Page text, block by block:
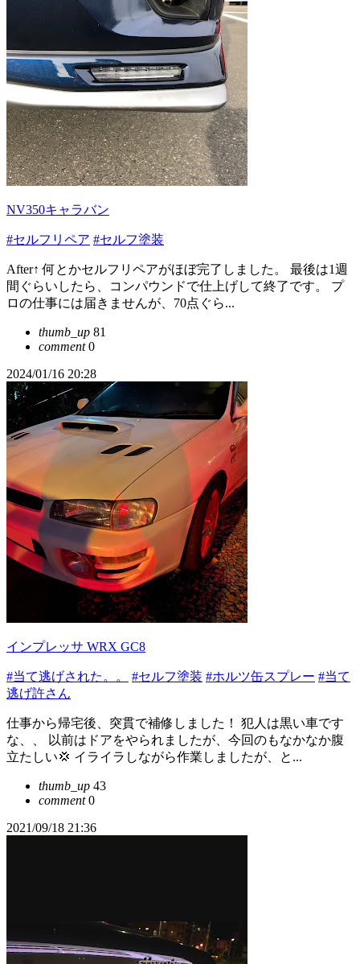
NV350キャラバン
#セルフリペア #セルフ塗装
After↑ 何とかセルフリペアがほぼ完了しました。 最後は1週
間ぐらいしたら、コンパウンドで仕上げして終了です。 プ
ロの仕事には届きませんが、70点ぐら...
thumb_up 81
comment0
2024/01/16 20:28
インプレッサ WRX GC8
#当て逃げされた。。 #セルフ塗装 #ホルツ缶スプレー #当て
逃げ許さん
仕事から帰宅後、突貫で補修しました！ 犯人は黒い車です
な、、 以前はドアをやられましたが、今回のもなかなか腹
立たしい💢 イライラしながら作業しましたが、と...
thumb_up 43
comment0
2021/09/18 21:36